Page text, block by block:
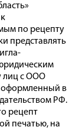
по рецепту
представлять
лиц с ООО
оформленный в
РФ.
рецепт
печатью, на